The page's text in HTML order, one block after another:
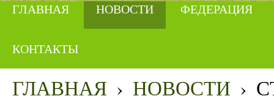
ГЛАВНАЯ НОВОСТИ ФЕДЕРАЦИЯ
КОНТАКТЫ
ГЛАВНАЯ › НОВОСТИ ›